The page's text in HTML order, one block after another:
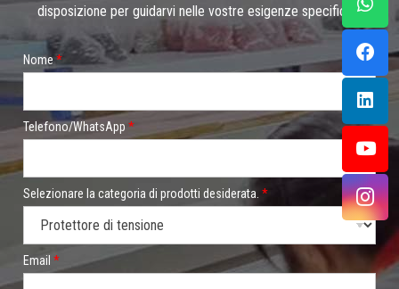
disposizione per guidarvi nelle vostre esigenze specifiche.
l
T
e
l
e
f
o
n
o
/
a
t
s
Nome*
Telefono/WhatsApp *
Selezionare la categoria di prodotti desiderata. *
Email *